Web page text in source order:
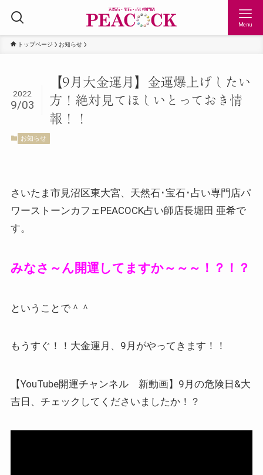
Menu
トップページ お知らせ
【9月大金運月】金運爆上げしたい
方！絶対見てほしいとっておき情
報！！
2022
9/03
お知らせ
さいたま市見沼区東大宮、天然石･宝石･占い専門店パ
ワーストーンカフェPEACOCK占い師店長堀田 亜希で
す。
みなさ～ん開運してますか～～～！？！？
ということで＾＾
もうすぐ！！大金運月、9月がやってきます！！
【YouTube開運チャンネル 新動画】9月の危険日&大
吉日、チェックしてくださいましたか！？